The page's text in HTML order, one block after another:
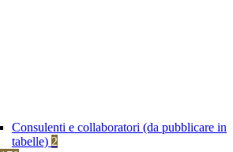
Consulenti e collaboratori (da pubblicare in
tabelle) 2